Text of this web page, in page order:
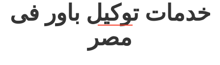
خدمات توكيل باور فى
مصر